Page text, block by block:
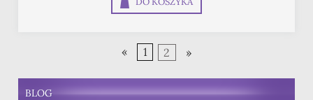
« 1 2 »
BLOG